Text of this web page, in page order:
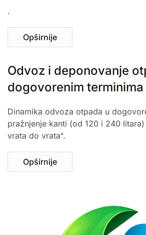
.
Opširnije
Odvoz i deponovanje
dogovorenim terminima
Dinamika odvoza otpada u
pražnjenje kanti (od 120 i 240
vrata do vrata“.
Opširnije